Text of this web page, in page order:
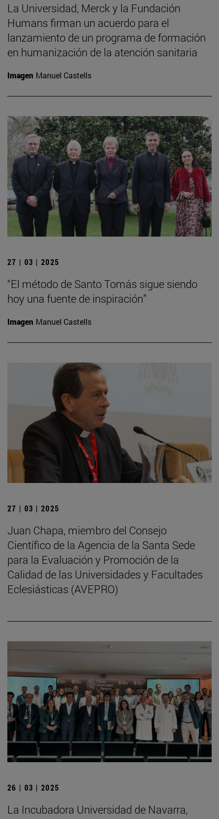
La Universidad, Merck y la Fundación
Humans firman un acuerdo para el
lanzamiento de un programa de formación
en humanización de la atención sanitaria
Imagen Manuel Castells
27 | 03 | 2025
“El método de Santo Tomás sigue siendo
hoy una fuente de inspiración”
Imagen Manuel Castells
27 | 03 | 2025
Juan Chapa, miembro del Consejo
Científico de la Agencia de la Santa Sede
para la Evaluación y Promoción de la
Calidad de las Universidades y Facultades
Eclesiásticas (AVEPRO)
26 | 03 | 2025
La Incubadora Universidad de Navarra,